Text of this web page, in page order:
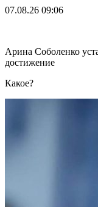
07.08.26 09:06
Арина Соболенко
достижение
Какое?